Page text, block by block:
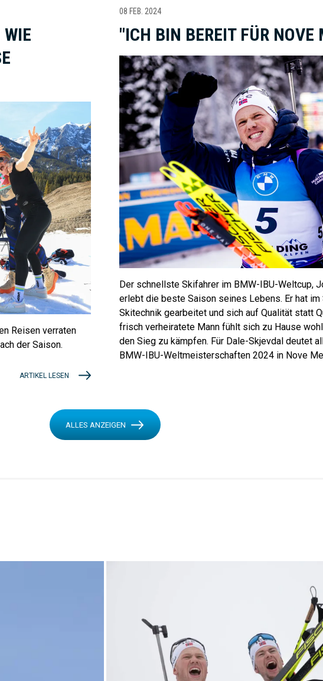
Reisen verraten
der Saison.
ARTIKEL LESEN
08 FEB. 2024
"ICH BIN BEREIT FÜR NOVE
Der schnellste Skifahrer im BMW-IBU-Weltcup,
erlebt die beste Saison seines Lebens. Er hat im
Skitechnik gearbeitet und sich auf Qualität statt
frisch verheiratete Mann fühlt sich zu Hause
den Sieg zu kämpfen. Für Dale-Skjevdal deutet
BMW-IBU-Weltmeisterschaften 2024 in Nove
ALLES ANZEIGEN